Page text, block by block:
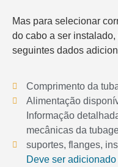
Mas para selecionar
do cabo a ser
seguintes dados
Comprimento da
Alimentação
Informação
mecânicas da
suportes, flanges,
Deve ser